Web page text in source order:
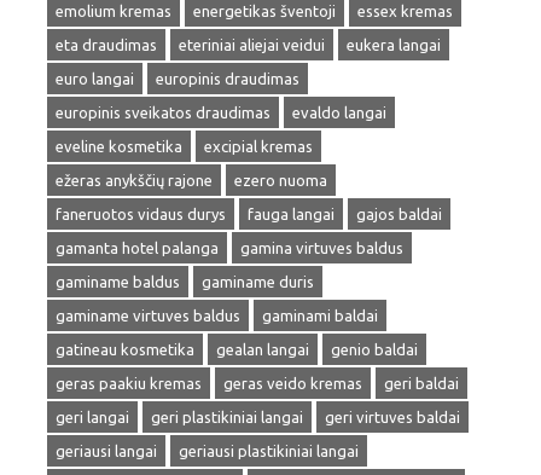
emolium kremas
energetikas šventoji
essex kremas
eta draudimas
eteriniai aliejai veidui
eukera langai
euro langai
europinis draudimas
europinis sveikatos draudimas
evaldo langai
eveline kosmetika
excipial kremas
ežeras anykščių rajone
ezero nuoma
faneruotos vidaus durys
fauga langai
gajos baldai
gamanta hotel palanga
gamina virtuves baldus
gaminame baldus
gaminame duris
gaminame virtuves baldus
gaminami baldai
gatineau kosmetika
gealan langai
genio baldai
geras paakiu kremas
geras veido kremas
geri baldai
geri langai
geri plastikiniai langai
geri virtuves baldai
geriausi langai
geriausi plastikiniai langai